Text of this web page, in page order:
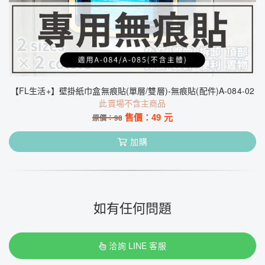
【FL生活+】壁掛紙巾盒無痕貼(單層/雙層)-無痕貼(配件)A-084-02
此賣場不含主商品
原價：98 售價：49 元
加購
如有任何問題
洽詢 LINE 客服